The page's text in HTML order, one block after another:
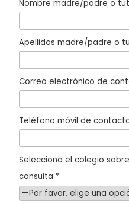
Nombre madre/padre o
Apellidos madre/padre o
Correo electrónico de
Teléfono móvil de
Selecciona el colegio
consulta *